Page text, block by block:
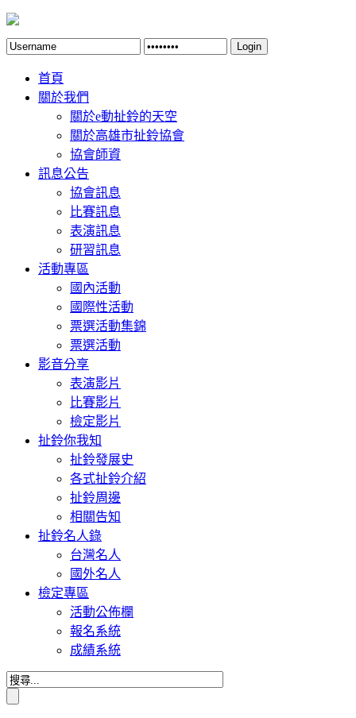
Login
首頁
關於我們
關於e動扯鈴的天空
關於高雄市扯鈴協會
協會師資
訊息公告
協會訊息
比賽訊息
表演訊息
研習訊息
活動專區
國內活動
國際性活動
票選活動集錦
票選活動
影音分享
表演影片
比賽影片
檢定影片
扯鈴你我知
扯鈴發展史
各式扯鈴介紹
扯鈴周邊
相關告知
扯鈴名人錄
台灣名人
國外名人
檢定專區
活動公佈欄
報名系統
成績系統